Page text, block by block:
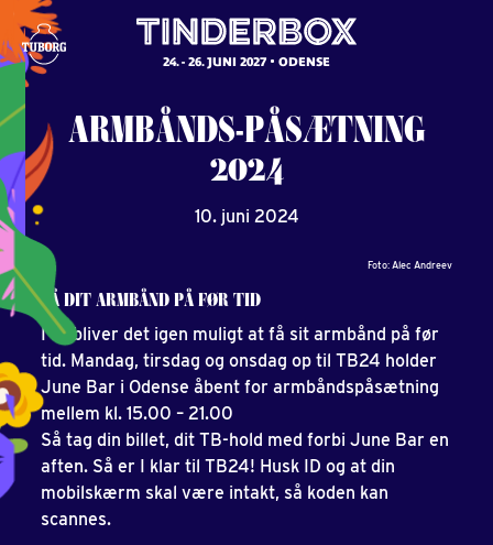
24. - 26. JUNI 2027 ODENSE
ARMBÅNDS-PÅSÆTNING
2024
10. juni 2024
Foto: Alec Andreev
FÅ DIT ARMBÅND PÅ FØR TID
I år bliver det igen muligt at få sit armbånd på før
tid. Mandag, tirsdag og onsdag op til TB24 holder
June Bar i Odense åbent for armbåndspåsætning
mellem kl. 15.00 – 21.00
Så tag din billet, dit TB-hold med forbi June Bar en
aften. Så er I klar til TB24! Husk ID og at din
mobilskærm skal være intakt, så koden kan
scannes.